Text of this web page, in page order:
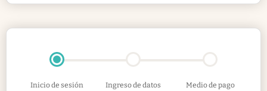
Inicio de sesión Ingreso de datos Medio de pago